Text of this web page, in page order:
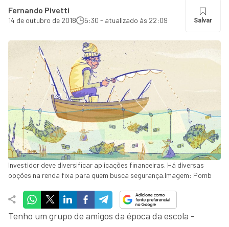
Fernando Pivetti
14 de outubro de 2018 5:30 - atualizado às 22:09 Salvar
Investidor deve diversificar aplicações financeiras. Há diversas
opções na renda fixa para quem busca segurança.Imagem: Pomb
Tenho um grupo de amigos da época da escola -